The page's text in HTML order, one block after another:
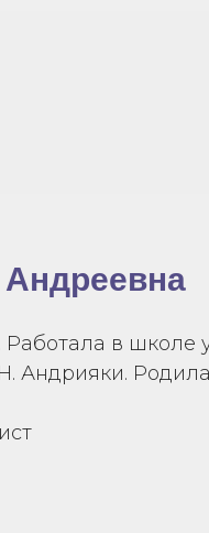
в школе
Андрияки.